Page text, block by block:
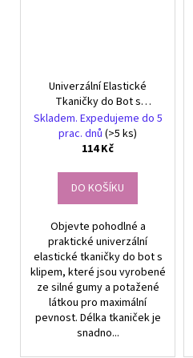
Univerzální Elastické
Tkaničky do Bot s
Kovovým Klipem, Délka
105 cm, Černé
Skladem. Expedujeme do 5
prac. dnů (>5 ks)
114 Kč
DO KOŠÍKU
Objevte pohodlné a
praktické univerzální
elastické tkaničky do bot s
klipem, které jsou vyrobené
ze silné gumy a potažené
látkou pro maximální
pevnost. Délka tkaniček je
snadno...